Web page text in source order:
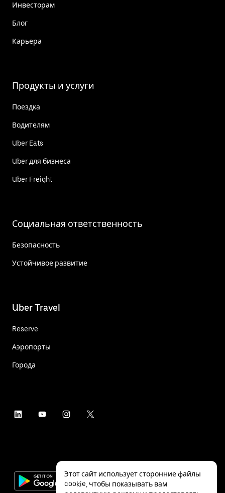
Инвесторам
Блог
Карьера
Продукты и услуги
Поездка
Водителям
Uber Eats
Uber для бизнеса
Uber Freight
Социальная ответственность
Безопасность
Устойчивое развитие
Uber Travel
Reserve
Аэропорты
Города
Этот сайт использует сторонние файлы
cookie, чтобы показывать вам